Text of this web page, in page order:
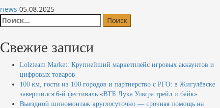
news 05.08.2025
Найти:
Свежие записи
Lolzteam Market: Крупнейший маркетплейс игровых аккаунтов и
цифровых товаров
100 км, гости из 100 городов и партнерство с РГО: в Жигулёвске
завершился 6-й фестиваль «ВТБ Лука Ультра трейл и байк»
Выездной шиномонтаж круглосуточно — срочная помощь на